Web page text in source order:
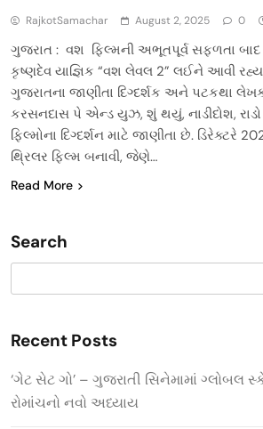
RajkotSamachar August 2, 2025 0
ગુજરાત : વશ ફિલ્મની અભૂતપૂર્વ સફળતા બાદ
કૃષ્ણદેવ યાજ્ઞિક “વશ લેવલ 2” લઈને આવી
ગુજરાતના જાણીતા દિગ્દર્શક અને પટકથા
કરસનદાસ પે એન્ડ યુઝ, શું થયું, નાડીદોશ,
ફિલ્મોના દિગ્દર્શન માટે જાણીતા છે. ડિરેક્ટરે
થ્રિલર ફિલ્મ બનાવી, જેણે…
Read More
Search
Recent Posts
‘ગેટ સેટ ગો’ – ગુજરાતી સિનેમામાં
રોમાંચનો નવો અધ્યાય